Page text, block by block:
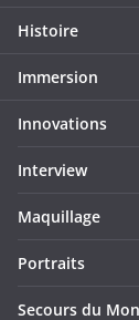
Histoire
Immersion
Innovations
Interview
Maquillage
Portraits
Secours du